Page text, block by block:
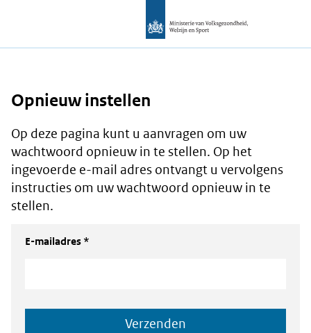
Opnieuw instellen
Op deze pagina kunt u aanvragen om uw
wachtwoord opnieuw in te stellen. Op het
ingevoerde e-mail adres ontvangt u vervolgens
instructies om uw wachtwoord opnieuw in te
stellen.
E-mailadres *
Verzenden